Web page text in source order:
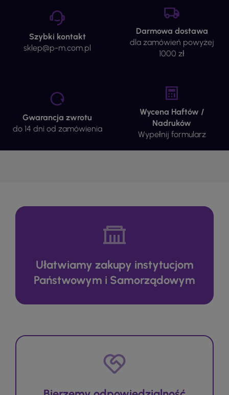
Szybki kontakt
sklep@p-m.com.pl
Darmowa dostawa
dla zamówień powyżej
1000 zł
Gwarancja zwrotu
do 14 dni od zamówienia
Wycena Haftów /
Nadruków
Wypełnij formularz
Ułatwiamy zakupy instytucjom
Państwowym i Samorządowym